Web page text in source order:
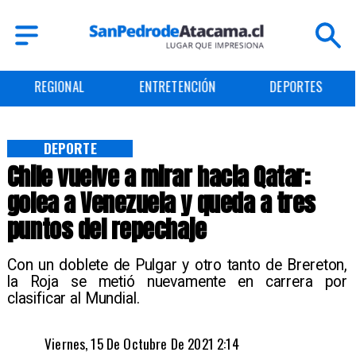
REGIONAL ENTRETENCIÓN DEPORTES
Chile vuelve a mirar hacia Qatar:
golea a Venezuela y queda a tres
puntos del repechaje
Con un doblete de Pulgar y otro tanto de Brereton,
la Roja se metió nuevamente en carrera por
clasificar al Mundial.
DEPORTE
Viernes, 15 De Octubre De 2021 2:14